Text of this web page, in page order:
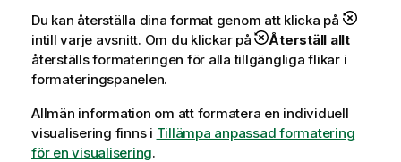
Du kan återställa dina format genom att klicka på
intill varje avsnitt. Om du klickar på
Återställ allt
återställs formateringen för alla tillgängliga flikar i
formateringspanelen.
Allmän information om att formatera en individuell
visualisering finns i Tillämpa anpassad formatering
för en visualisering.